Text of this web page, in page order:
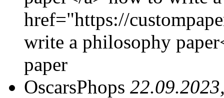
href="https://
write a philosophy
paper
OscarsPhops